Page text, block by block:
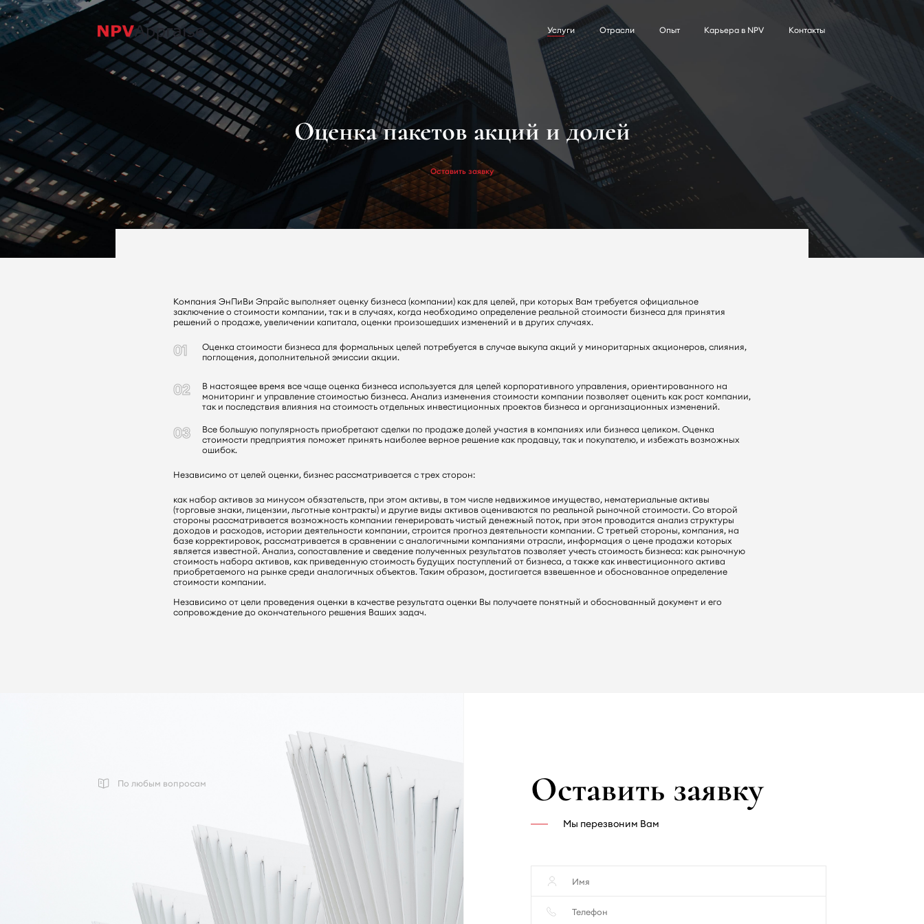
Услуги Отрасли Опыт Карьера в NPV Контакты
Оценка пакетов акций и долей
Оставить заявку
Компания ЭнПиВи Эпрайс выполняет оценку бизнеса (компании) как для целей, при которых Вам требуется официальное
заключение о стоимости компании, так и в случаях, когда необходимо определение реальной стоимости бизнеса для принятия
решений о продаже, увеличении капитала, оценки произошедших изменений и в других случаях.
Оценка стоимости бизнеса для формальных целей потребуется в случае выкупа акций у миноритарных акционеров, слияния,
поглощения, дополнительной эмиссии акции.
В настоящее время все чаще оценка бизнеса используется для целей корпоративного управления, ориентированного на
мониторинг и управление стоимостью бизнеса. Анализ изменения стоимости компании позволяет оценить как рост компании,
так и последствия влияния на стоимость отдельных инвестиционных проектов бизнеса и организационных изменений.
Все большую популярность приобретают сделки по продаже долей участия в компаниях или бизнеса целиком. Оценка
стоимости предприятия поможет принять наиболее верное решение как продавцу, так и покупателю, и избежать возможных
ошибок.
Независимо от целей оценки, бизнес рассматривается с трех сторон:
как набор активов за минусом обязательств, при этом активы, в том числе недвижимое имущество, нематериальные активы
(торговые знаки, лицензии, льготные контракты) и другие виды активов оцениваются по реальной рыночной стоимости. Со второй
стороны рассматривается возможность компании генерировать чистый денежный поток, при этом проводится анализ структуры
доходов и расходов, истории деятельности компании, строится прогноз деятельности компании. С третьей стороны, компания, на
базе корректировок, рассматривается в сравнении с аналогичными компаниями отрасли, информация о цене продажи которых
является известной. Анализ, сопоставление и сведение полученных результатов позволяет учесть стоимость бизнеса: как рыночную
стоимость набора активов, как приведенную стоимость будущих поступлений от бизнеса, а также как инвестиционного актива
приобретаемого на рынке среди аналогичных объектов. Таким образом, достигается взвешенное и обоснованное определение
стоимости компании.
Независимо от цели проведения оценки в качестве результата оценки Вы получаете понятный и обоснованный документ и его
сопровождение до окончательного решения Ваших задач.
По любым вопросам Оставить заявку
Мы перезвоним Вам
Оставить заявку
Мы перезваним Вам
Заявка отправлена
Спасибо! мы вам перезвоним